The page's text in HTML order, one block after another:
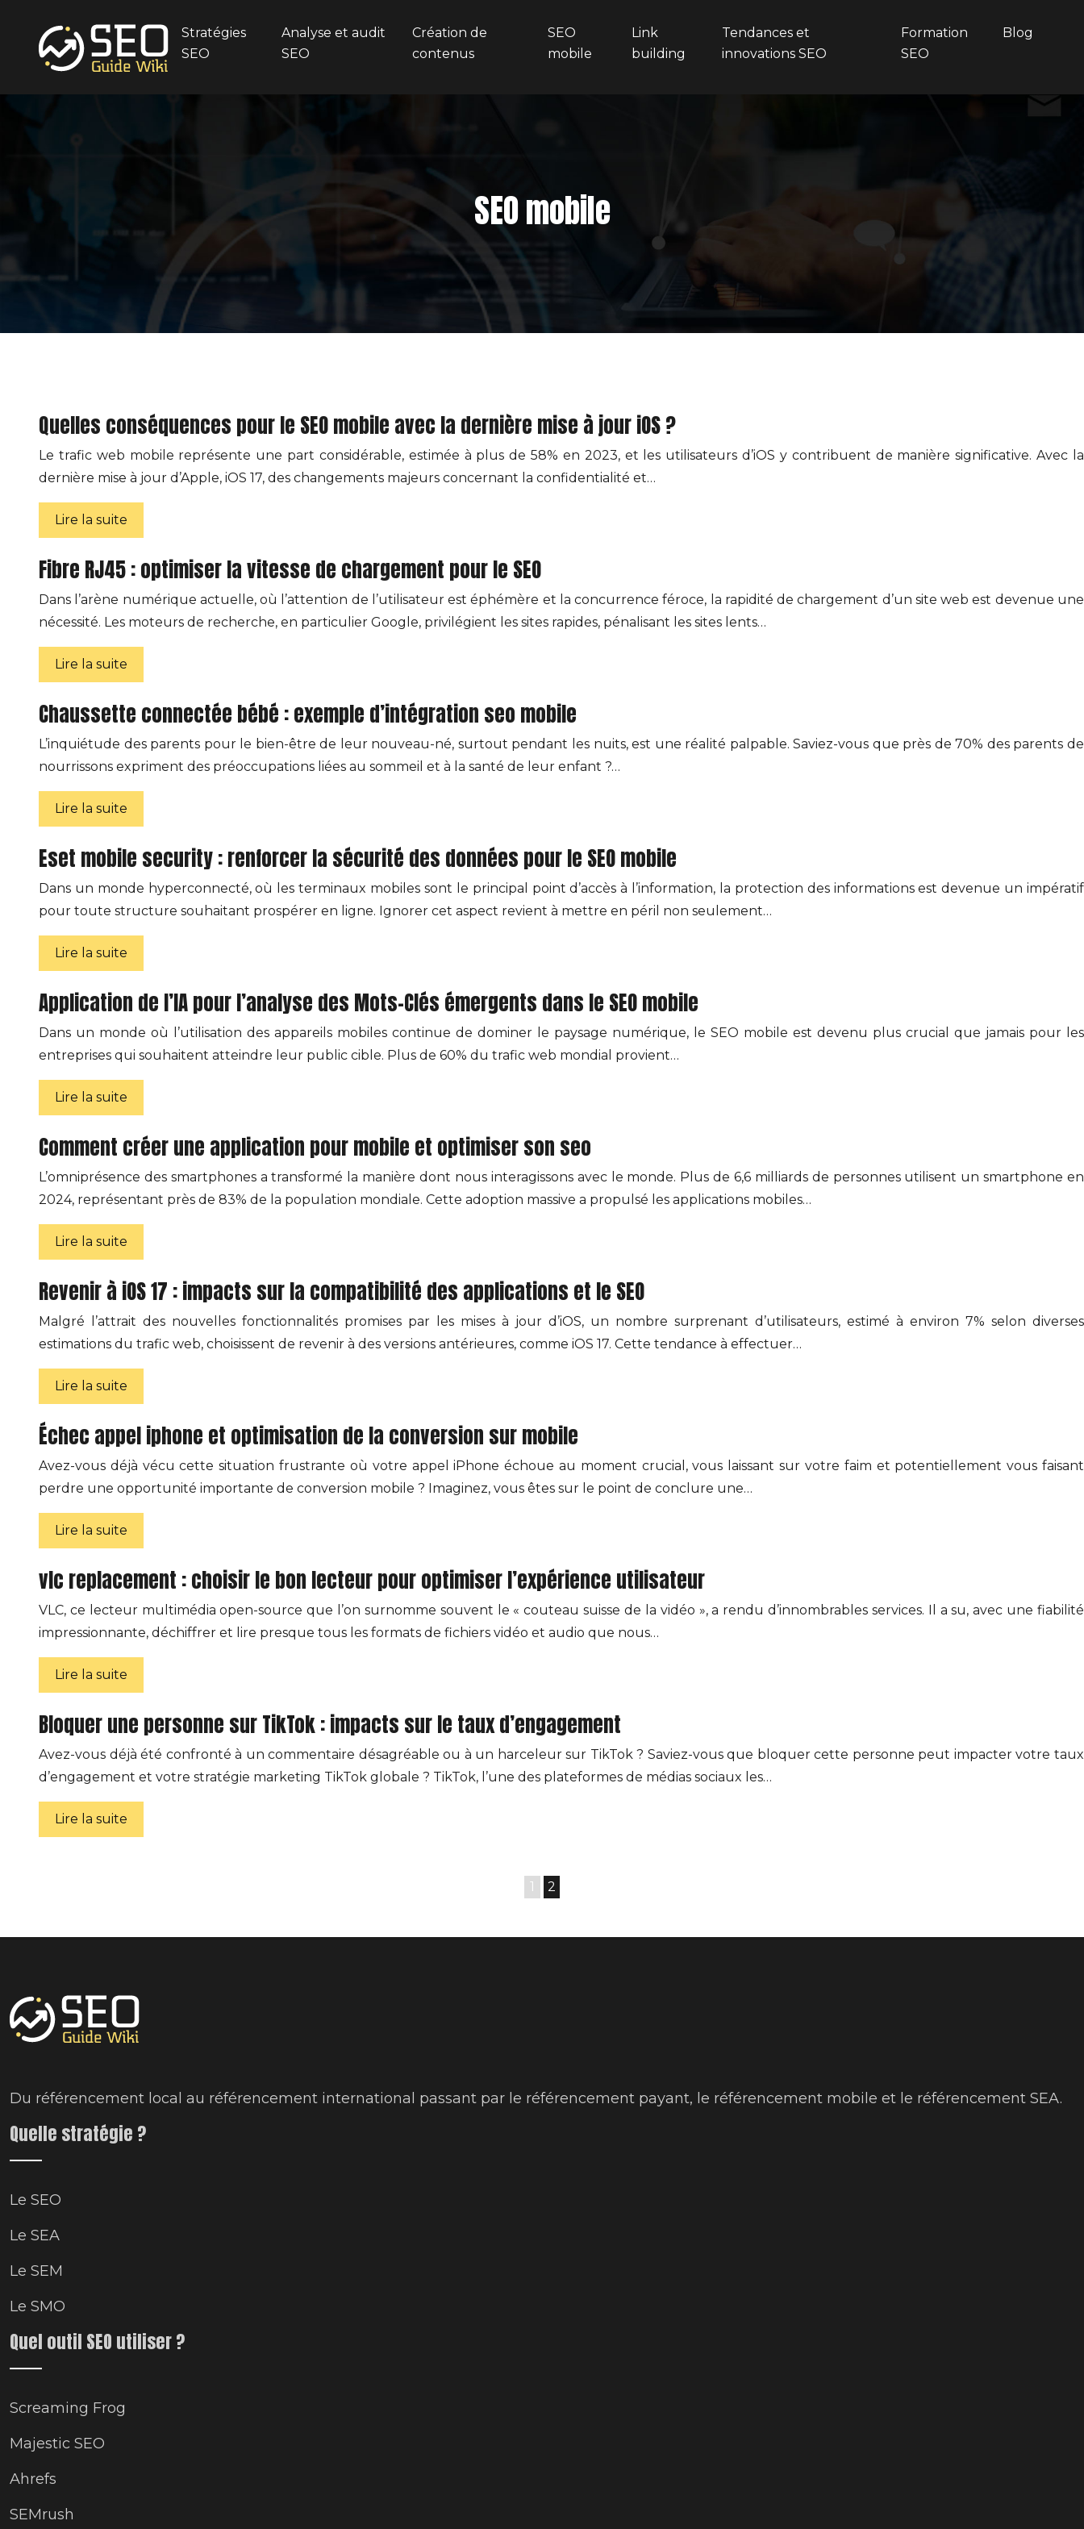
Stratégies
SEO
Analyse et audit
SEO
Création de
contenus
SEO
mobile
Link
building
Tendances et
innovations SEO
Formation
SEO
Blog
SEO mobile
Quelles conséquences pour le SEO mobile avec la dernière mise à jour iOS ?
Le trafic web mobile représente une part considérable, estimée à plus de 58% en 2023, et les utilisateurs d’iOS y contribuent de manière significative. Avec la
dernière mise à jour d’Apple, iOS 17, des changements majeurs concernant la confidentialité et…
Lire la suite
Fibre RJ45 : optimiser la vitesse de chargement pour le SEO
Dans l’arène numérique actuelle, où l’attention de l’utilisateur est éphémère et la concurrence féroce, la rapidité de chargement d’un site web est devenue une
nécessité. Les moteurs de recherche, en particulier Google, privilégient les sites rapides, pénalisant les sites lents…
Lire la suite
Chaussette connectée bébé : exemple d’intégration seo mobile
L’inquiétude des parents pour le bien-être de leur nouveau-né, surtout pendant les nuits, est une réalité palpable. Saviez-vous que près de 70% des parents de
nourrissons expriment des préoccupations liées au sommeil et à la santé de leur enfant ?…
Lire la suite
Eset mobile security : renforcer la sécurité des données pour le SEO mobile
Dans un monde hyperconnecté, où les terminaux mobiles sont le principal point d’accès à l’information, la protection des informations est devenue un impératif
pour toute structure souhaitant prospérer en ligne. Ignorer cet aspect revient à mettre en péril non seulement…
Lire la suite
Application de l’IA pour l’analyse des Mots-Clés émergents dans le SEO mobile
Dans un monde où l’utilisation des appareils mobiles continue de dominer le paysage numérique, le SEO mobile est devenu plus crucial que jamais pour les
entreprises qui souhaitent atteindre leur public cible. Plus de 60% du trafic web mondial provient…
Lire la suite
Comment créer une application pour mobile et optimiser son seo
L’omniprésence des smartphones a transformé la manière dont nous interagissons avec le monde. Plus de 6,6 milliards de personnes utilisent un smartphone en
2024, représentant près de 83% de la population mondiale. Cette adoption massive a propulsé les applications mobiles…
Lire la suite
Revenir à iOS 17 : impacts sur la compatibilité des applications et le SEO
Malgré l’attrait des nouvelles fonctionnalités promises par les mises à jour d’iOS, un nombre surprenant d’utilisateurs, estimé à environ 7% selon diverses
estimations du trafic web, choisissent de revenir à des versions antérieures, comme iOS 17. Cette tendance à effectuer…
Lire la suite
Échec appel iphone et optimisation de la conversion sur mobile
Avez-vous déjà vécu cette situation frustrante où votre appel iPhone échoue au moment crucial, vous laissant sur votre faim et potentiellement vous faisant
perdre une opportunité importante de conversion mobile ? Imaginez, vous êtes sur le point de conclure une…
Lire la suite
vlc replacement : choisir le bon lecteur pour optimiser l’expérience utilisateur
VLC, ce lecteur multimédia open-source que l’on surnomme souvent le « couteau suisse de la vidéo », a rendu d’innombrables services. Il a su, avec une fiabilité
impressionnante, déchiffrer et lire presque tous les formats de fichiers vidéo et audio que nous…
Lire la suite
Bloquer une personne sur TikTok : impacts sur le taux d’engagement
Avez-vous déjà été confronté à un commentaire désagréable ou à un harceleur sur TikTok ? Saviez-vous que bloquer cette personne peut impacter votre taux
d’engagement et votre stratégie marketing TikTok globale ? TikTok, l’une des plateformes de médias sociaux les…
Lire la suite
1 2
Du référencement local au référencement international passant par le référencement payant, le référencement mobile et le référencement SEA.
Quelle stratégie ?
Le SEO
Le SEA
Le SEM
Le SMO
Quel outil SEO utiliser ?
Screaming Frog
Majestic SEO
Ahrefs
SEMrush